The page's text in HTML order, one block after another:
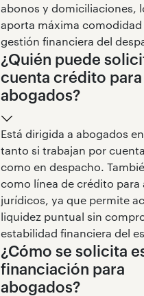
abonos y domiciliaciones,
aporta máxima comodidad
gestión financiera del
¿Quién puede
cuenta crédito para
abogados?
Está dirigida a abogados
tanto si trabajan por
como en despacho.
como línea de crédito para
jurídicos, ya que permite
liquidez puntual sin
estabilidad financiera del
¿Cómo se solicita
financiación para
abogados?